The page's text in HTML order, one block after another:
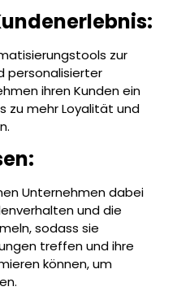
zur
personalisierter
ihren Kunden ein
zu mehr Loyalität und
Unternehmen dabei
und die
sodass sie
treffen und ihre
können, um